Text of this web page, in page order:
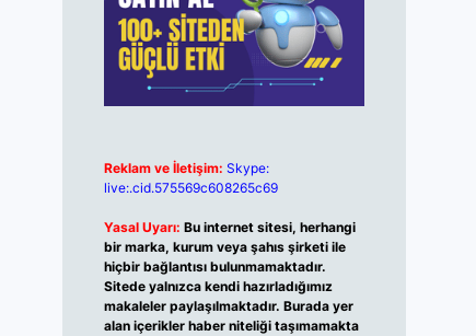
Reklam ve İletişim: Skype:
live:.cid.575569c608265c69
Yasal Uyarı: Bu internet sitesi, herhangi
bir marka, kurum veya şahıs şirketi ile
hiçbir bağlantısı bulunmamaktadır.
Sitede yalnızca kendi hazırladığımız
makaleler paylaşılmaktadır. Burada yer
alan içerikler haber niteliği taşımamakta